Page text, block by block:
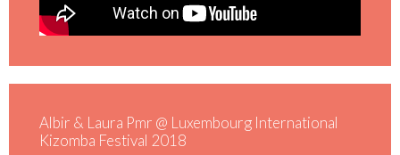
Albir & Laura Pmr @ Luxembourg International
Kizomba Festival 2018